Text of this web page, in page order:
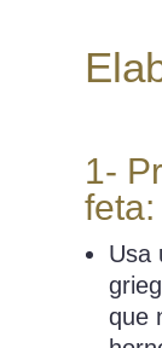
1-
feta:
Usa
que